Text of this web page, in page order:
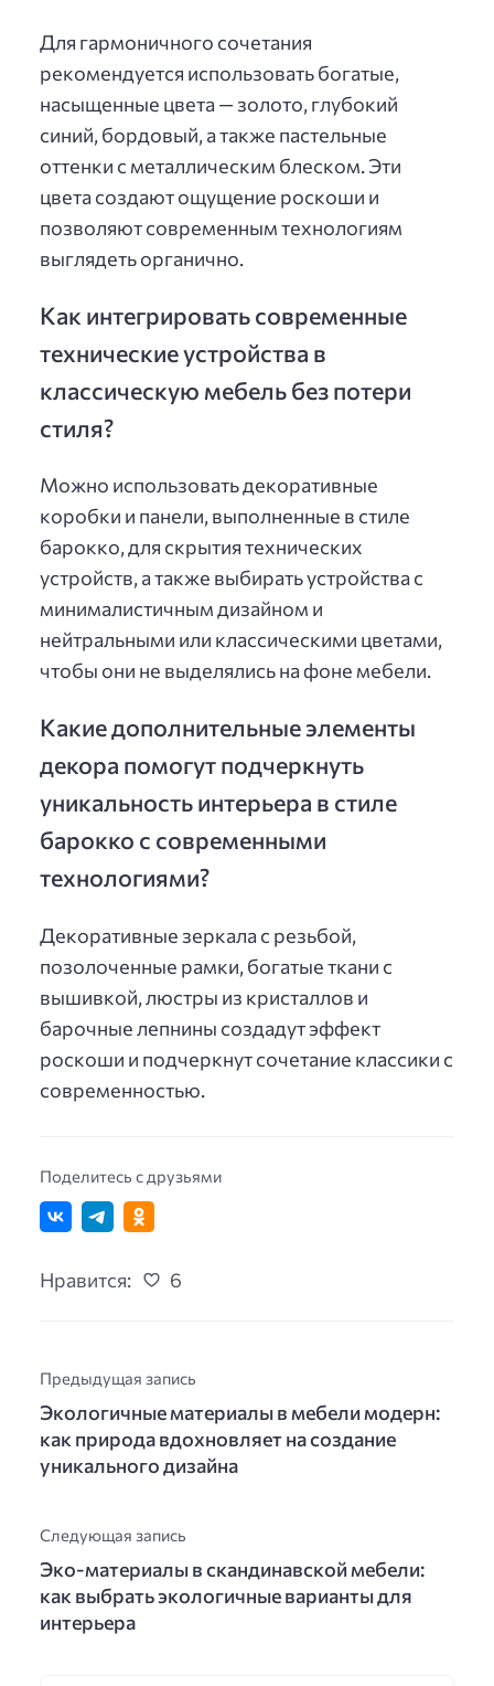
Для гармоничного сочетания
рекомендуется использовать богатые,
насыщенные цвета — золото, глубокий
синий, бордовый, а также пастельные
оттенки с металлическим блеском. Эти
цвета создают ощущение роскоши и
позволяют современным технологиям
выглядеть органично.
Как интегрировать современные
технические устройства в
классическую мебель без потери
стиля?
Можно использовать декоративные
коробки и панели, выполненные в стиле
барокко, для скрытия технических
устройств, а также выбирать устройства с
минималистичным дизайном и
нейтральными или классическими цветами,
чтобы они не выделялись на фоне мебели.
Какие дополнительные элементы
декора помогут подчеркнуть
уникальность интерьера в стиле
барокко с современными
технологиями?
Декоративные зеркала с резьбой,
позолоченные рамки, богатые ткани с
вышивкой, люстры из кристаллов и
барочные лепнины создадут эффект
роскоши и подчеркнут сочетание классики с
современностью.
Поделитесь с друзьями
Нравится: 6
Предыдущая запись
Экологичные материалы в мебели модерн:
как природа вдохновляет на создание
уникального дизайна
Следующая запись
Эко-материалы в скандинавской мебели:
как выбрать экологичные варианты для
интерьера